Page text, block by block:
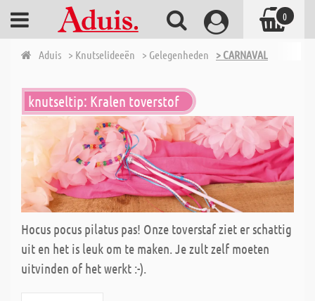
Aduis > Knutselideeën > Gelegenheden > CARNAVAL
knutseltip: Kralen toverstof
Hocus pocus pilatus pas! Onze toverstaf ziet er schattig
uit en het is leuk om te maken. Je zult zelf moeten
uitvinden of het werkt :-).
0